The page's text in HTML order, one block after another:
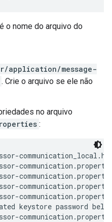
é o nome do arquivo do
application/message-
. Crie o arquivo se ele não
no arquivo
:
keystore password